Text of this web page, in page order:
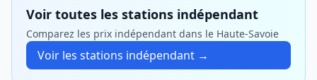
Voir toutes les stations indépendant
Comparez les prix indépendant dans le Haute-Savoie
Voir les stations indépendant →